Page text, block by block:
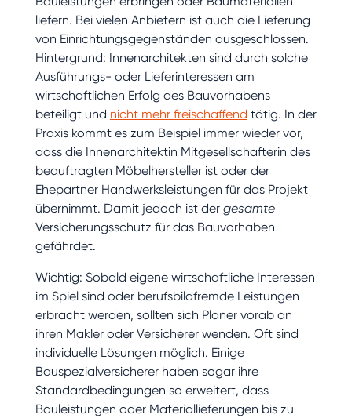
liefern. Bei vielen Anbietern ist auch die Lieferung
von Einrichtungsgegenständen ausgeschlossen.
Hintergrund: Innenarchitekten sind durch solche
Ausführungs- oder Lieferinteressen am
wirtschaftlichen Erfolg des Bauvorhabens
beteiligt und nicht mehr freischaffend tätig. In der
Praxis kommt es zum Beispiel immer wieder vor,
dass die Innenarchitektin Mitgesellschafterin des
beauftragten Möbelhersteller ist oder der
Ehepartner Handwerksleistungen für das Projekt
übernimmt. Damit jedoch ist der gesamte
Versicherungsschutz für das Bauvorhaben
gefährdet.
Wichtig: Sobald eigene wirtschaftliche Interessen
im Spiel sind oder berufsbildfremde Leistungen
erbracht werden, sollten sich Planer vorab an
ihren Makler oder Versicherer wenden. Oft sind
individuelle Lösungen möglich. Einige
Bauspezialversicherer haben sogar ihre
Standardbedingungen so erweitert, dass
Bauleistungen oder Materiallieferungen bis zu